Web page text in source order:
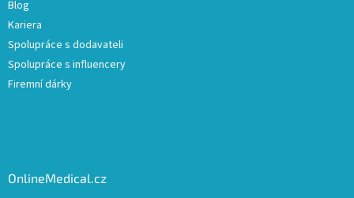
Blog
Kariera
Spolupráce s dodavateli
Spolupráce s influencery
Firemní dárky
OnlineMedical.cz